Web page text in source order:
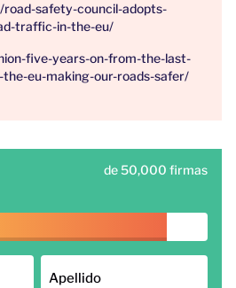
safety-council-adopts-
traffic-in-the-eu/
five-years-on-from-the-last-
eu-making-our-roads-safer/
de 50,000 firmas
Apellido